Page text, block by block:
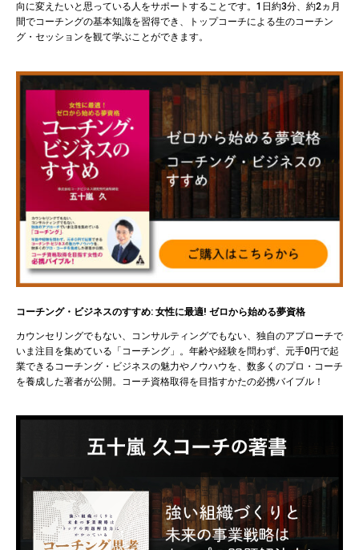
向に変えたいと思っている人をサポートすることです。1日約3分、約2ヵ月
間でコーチングの基本知識を習得でき、トップコーチによる生のコーチン
グ・セッションを観て学ぶことができます。
コーチング・ビジネスのすすめ: 女性に最適! ゼロから始める夢資格
カウンセリングでもない、コンサルティングでもない、独自のアプローチで
いま注目を集めている「コーチング」。年齢や経験を問わず、元手0円で起
業できるコーチング・ビジネスの魅力やノウハウを、数多くのプロ・コーチ
を養成した著者が公開。コーチ資格取得を目指すかたの必携バイブル！